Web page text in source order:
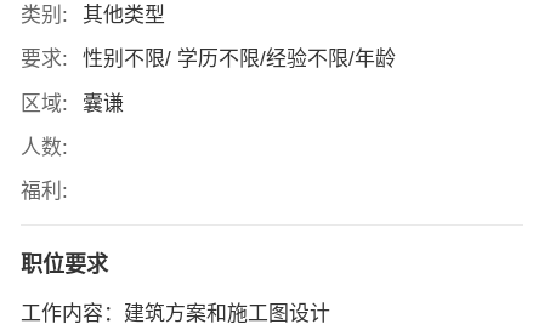
类别:
其他类型
要求:
性别不限/ 学历不限/经验不限/年龄
区域:
囊谦
人数:
福利:
职位要求
工作内容：建筑方案和施工图设计